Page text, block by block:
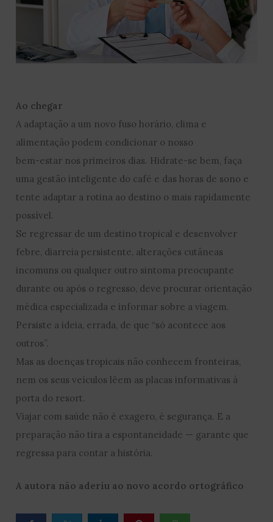
Ao chegar
A adaptação a um novo fuso horário, clima e
alimentação podem condicionar o nosso
bem-estar nos primeiros dias. Hidrate-se bem, faça
uma gestão inteligente do café e das horas de sono e
tente adaptar a rotina ao destino o mais rapidamente
possível.
Se regressar de um destino tropical e desenvolver
febre, diarreia persistente, alterações cutâneas
incomuns ou qualquer outro sintoma preocupante
durante ou após o regresso, deve procurar orientação
médica especializada e informar sobre a viagem.
Persiste a ideia, errada, de que “só acontece aos
outros”.
Mas as doenças tropicais não conhecem fronteiras,
nem os seus veículos lêem as placas informativas à
porta do resort.
Viajar com saúde não é exagero, é segurança. E a
preparação não tira a espontaneidade — garante que
regressa para contar a história.
A autora não aderiu ao novo acordo ortográfico